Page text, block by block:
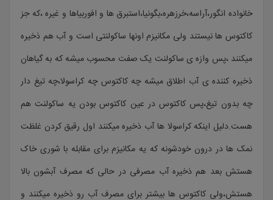
خانواده انگور،آراسه،خرزهره،بگونیا،استبرق ها و افوربیاها و غیره ،که جز
کاکتوس ها نیستند ولی مکانیزم اونها ساکولنتی است و آب هم ذخیره
میکنند ،پس وازه ی ساکولنت یک صفت محسوب میشه که به گیاهان
ذخیره کننده ی آب اطلاق میشه چه کاکتوس چه کراسولا،چه تیغ دار
چه بدون تیغ،پس کاکتوس در عین کاکتوس بودن یه ساکولنت هم
هست.دلیل اینکه کراسولا ها آب ذخیره میکنند اول رقیق کردن غلظت
نمک ها در درون خودشونه که یه مکانیزم برای مقابله با شوری خاک
هستش بعد هم ذخیره آب مصرفی در حالی که مصرف آبشون بالا
هستش،ولی کاکتوس ها بیشتر برای مصرف آب رو ذخیره میکنند و